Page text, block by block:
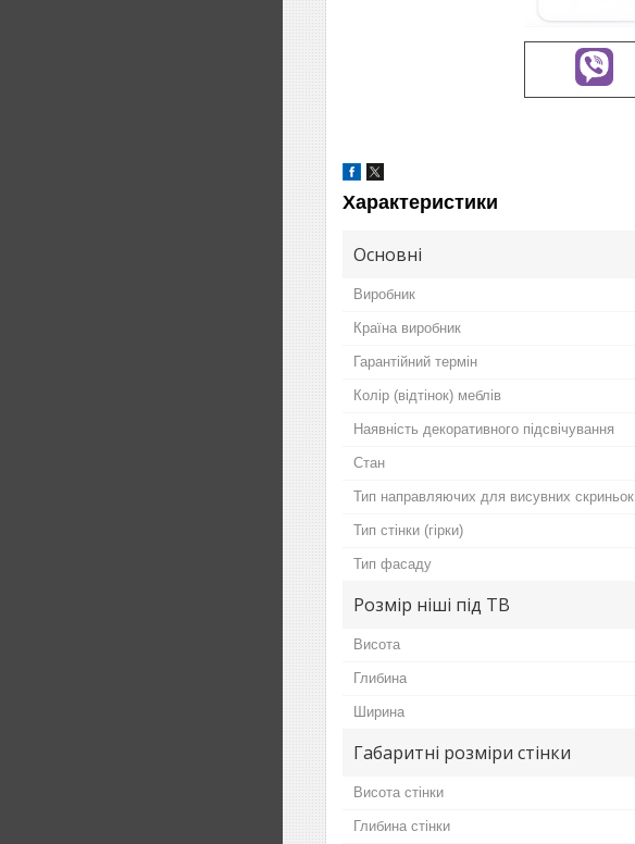
Характеристики
Основні
Виробник
Країна виробник
Гарантійний термін
Колір (відтінок) меблів
Наявність декоративного підсвічування
Стан
Тип направляючих для висувних скриньок
Тип стінки (гірки)
Тип фасаду
Розмір ніші під ТВ
Висота
Глибина
Ширина
Габаритні розміри стінки
Висота стінки
Глибина стінки